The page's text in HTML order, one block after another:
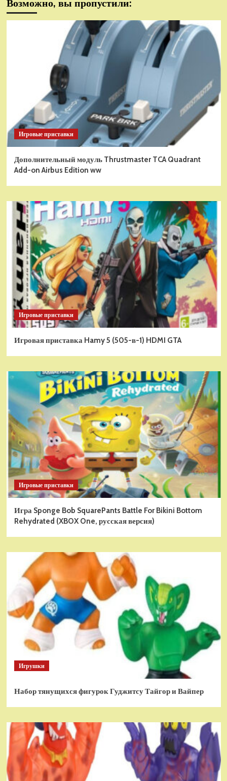
Возможно, вы пропустили:
Игровые приставки
Дополнительный модуль Thrustmaster TCA Quadrant
Add-on Airbus Edition ww
Игровые приставки
Игровая приставка Hamy 5 (505-в-1) HDMI GTA
Игровые приставки
Игра Sponge Bob SquarePants Battle For Bikini Bottom
Rehydrated (XBOX One, русская версия)
Игрушки
Набор тянущихся фигурок Гуджитсу Тайгор и Вайпер